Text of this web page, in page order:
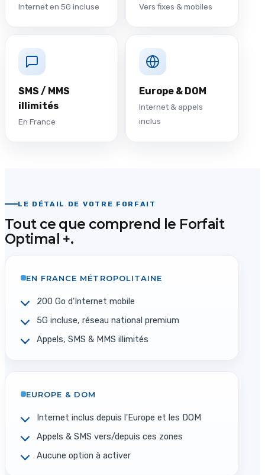
Internet en 5G incluse Vers fixes & mobiles
SMS / MMS
illimités
En France
Europe & DOM
Internet & appels
inclus
LE DÉTAIL DE VOTRE FORFAIT
Tout ce que comprend le Forfait
Optimal +.
EN FRANCE MÉTROPOLITAINE
200 Go d'Internet mobile
5G incluse, réseau national premium
Appels, SMS & MMS illimités
EUROPE & DOM
Internet inclus depuis l'Europe et les DOM
Appels & SMS vers/depuis ces zones
Aucune option à activer